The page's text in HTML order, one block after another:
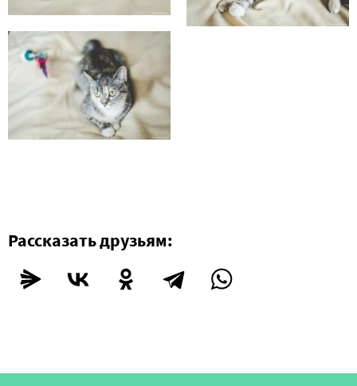
Рассказать друзьям: